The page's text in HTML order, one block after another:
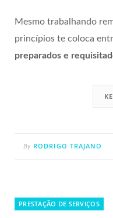
Mesmo trabalhando
princípios te coloca
preparados e
By RODRIGO TRAJANO
PRESTAÇÃO DE SERVIÇOS